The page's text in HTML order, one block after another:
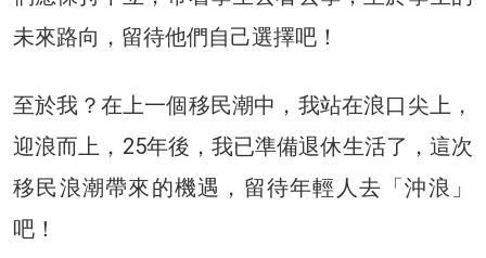
未來路向，留待他們自己選擇吧！
至於我？在上一個移民潮中，我站在浪口尖上，
迎浪而上，25年後，我已準備退休生活了，這次
移民浪潮帶來的機遇，留待年輕人去「沖浪」
吧！